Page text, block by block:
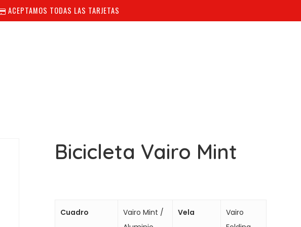
ACEPTAMOS TODAS LAS TARJETAS
Bicicleta Vairo Mint
Cuadro
Vairo Mint /
Vela
Vairo